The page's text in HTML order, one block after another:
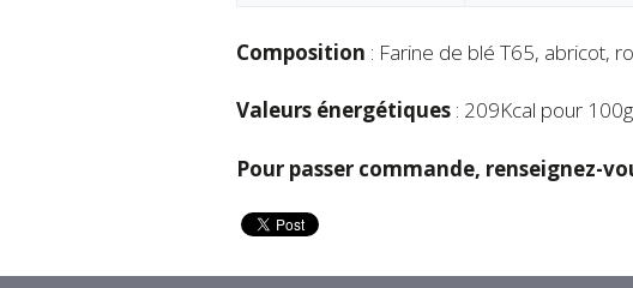
Composition : Farine de blé T65, abricot,
Valeurs énergétiques : 209Kcal pour 100g
Pour passer commande, renseignez-